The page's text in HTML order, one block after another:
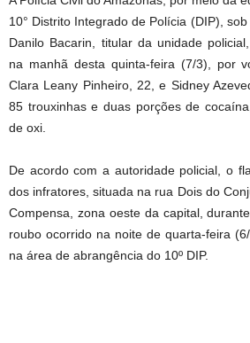
10° Distrito Integrado de Polícia (DIP),
Danilo Bacarin, titular da unidade
na manhã desta quinta-feira (7/3), por
Clara Leany Pinheiro, 22, e Sidney
85 trouxinhas e duas porções de
de oxi.
De acordo com a autoridade policial, o
dos infratores, situada na rua Dois do
Compensa, zona oeste da capital,
roubo ocorrido na noite de quarta-feira
na área de abrangência do 10º DIP.